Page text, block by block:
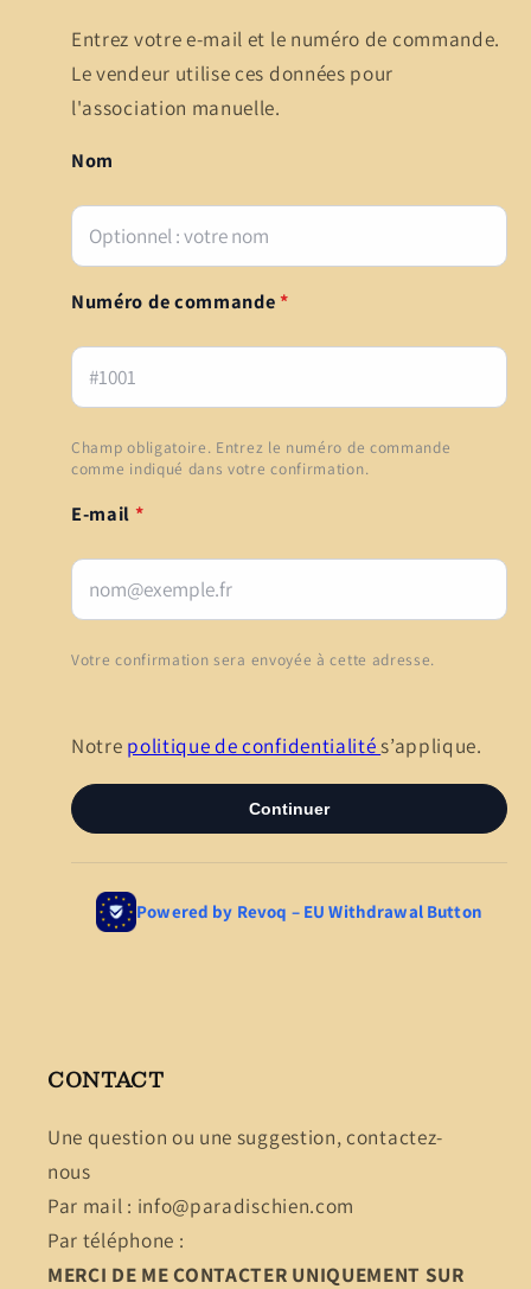
CONTACT
Une question ou une suggestion, contactez-
nous
Par mail : info@paradischien.com
Par téléphone :
MERCI DE ME CONTACTER UNIQUEMENT SUR